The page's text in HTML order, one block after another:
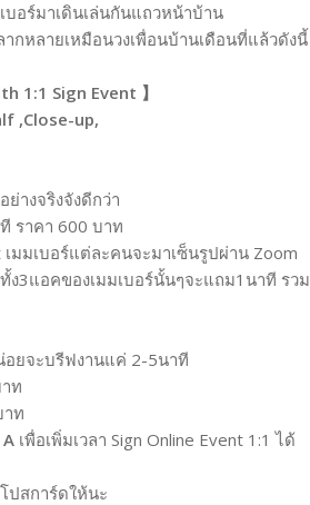
บอร์มาเดินเล่นกันแถวหน้าบ้าน
กหลายเหมือนวงเพื่อนบ้านเดือนที่แล้วดังนี้
1:1 Sign Event 】
,Close-up,
างจริงจังดีกว่า
ราคา 600 บาท
มมเบอร์แต่ละคนจะมาเซ็นรูปผ่าน Zoom
3แอคของเมมเบอร์นั้นๆจะแถม1นาที รวม
ยจะบรีฟงานแค่ 2-5นาที
ท
าท
Aเพื่อเพิ่มเวลา Sign Online Event 1:1 ได้
ปสการ์ดให้นะ